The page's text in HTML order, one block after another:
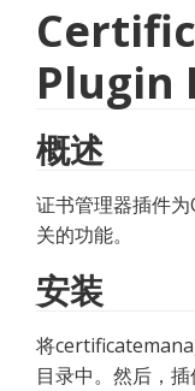
Plugin
概述
证书管理器插件
关的功能。
安装
将
目录中。然后，